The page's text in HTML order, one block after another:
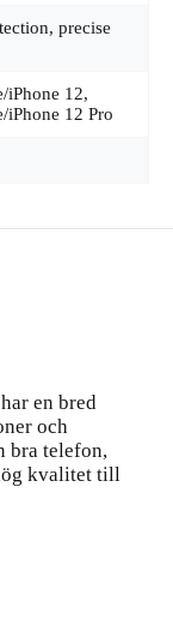
precise
iPhone 12,
iPhone 12 Pro
en bred
och
bra telefon,
kvalitet till